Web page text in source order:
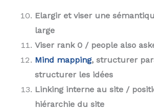
Elargir et viser une
large
Viser rank 0 / people also
Mind mapping, structurer
structurer les idées
Linking interne au site /
hiérarchie du site